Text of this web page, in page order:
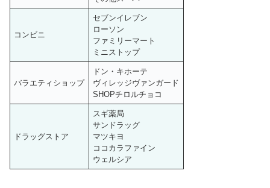
コンビニ
セブンイレブン
ローソン
ファミリーマート
ミニストップ
バラエティショップ
ドン・キホーテ
ヴィレッジヴァンガード
SHOPチロルチョコ
ドラッグストア
スギ薬局
サンドラッグ
マツキヨ
ココカラファイン
ウェルシア